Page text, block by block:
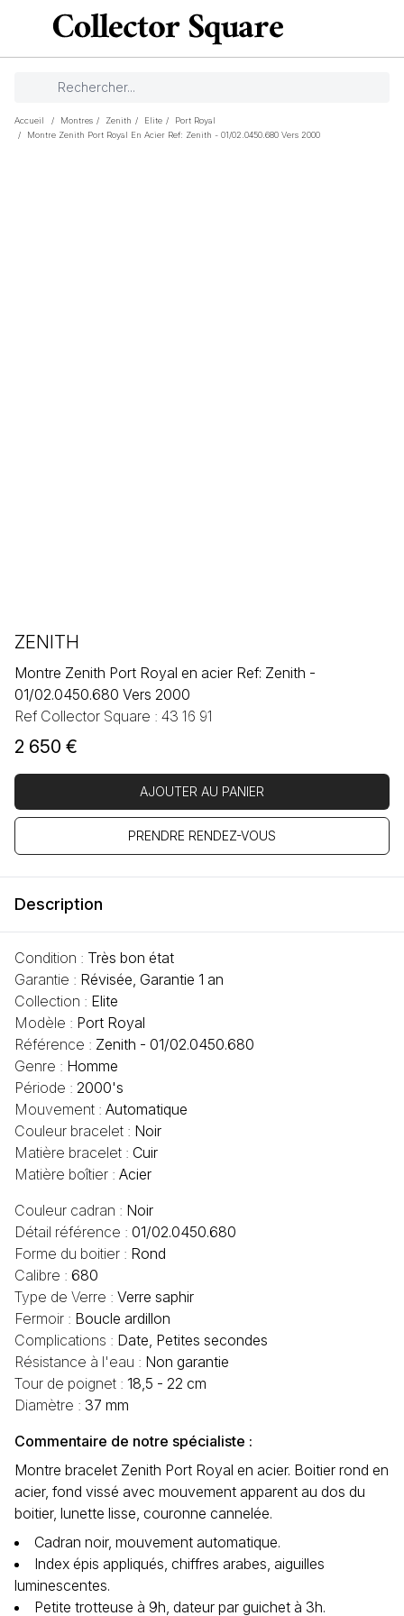
Accueil / Montres / Zenith / Elite /
Port Royal
/
Montre Zenith Port Royal En Acier Ref: Zenith - 01/02.0450.680 Vers 2000
ZENITH
Montre Zenith Port Royal en acier Ref: Zenith -
01/02.0450.680 Vers 2000
Ref Collector Square : 43 16 91
2 650 €
AJOUTER AU PANIER
PRENDRE RENDEZ-VOUS
Description
Condition : Très bon état
Garantie : Révisée, Garantie 1 an
Collection : Elite
Modèle : Port Royal
Référence : Zenith - 01/02.0450.680
Genre : Homme
Période : 2000's
Mouvement : Automatique
Couleur bracelet : Noir
Matière bracelet : Cuir
Matière boîtier : Acier
Couleur cadran : Noir
Détail référence : 01/02.0450.680
Forme du boitier : Rond
Calibre : 680
Type de Verre : Verre saphir
Fermoir : Boucle ardillon
Complications : Date, Petites secondes
Résistance à l'eau : Non garantie
Tour de poignet : 18,5 - 22 cm
Diamètre : 37 mm
Commentaire de notre spécialiste :
Montre bracelet Zenith Port Royal en acier. Boitier rond en
acier, fond vissé avec mouvement apparent au dos du
boitier, lunette lisse, couronne cannelée.
Cadran noir, mouvement automatique.
Index épis appliqués, chiffres arabes, aiguilles
luminescentes.
Petite trotteuse à 9h, dateur par guichet à 3h.